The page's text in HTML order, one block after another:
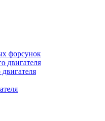
форсунок
двигателя